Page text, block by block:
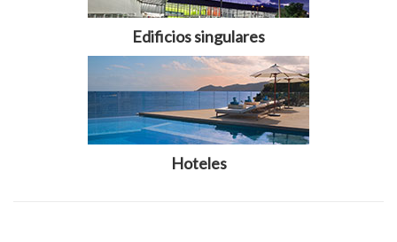
Edificios singulares
Hoteles